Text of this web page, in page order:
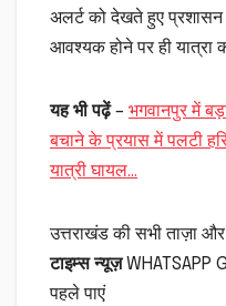
अलर्ट को देखते हुए
आवश्यक होने पर ही यात्रा
यह भी पढ़ें– भगवानपुर में
बचाने के प्रयास में पलटी
यात्री घायल…
उत्तराखंड की सभी ताज़ा
टाइम्स न्यूज़WHATSAPP
पहले पाएं